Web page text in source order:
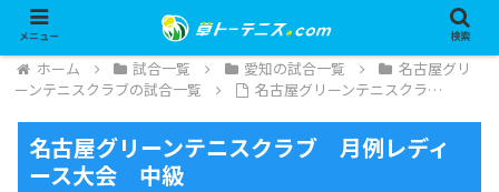
ホーム 試合一覧 愛知の試合一覧
名古屋グリ
ーンテニスクラブの試合一覧
名古屋グリーンテニスクラ…
名古屋グリーンテニスクラブ 月例レディ
ース大会 中級
メニュー 検索